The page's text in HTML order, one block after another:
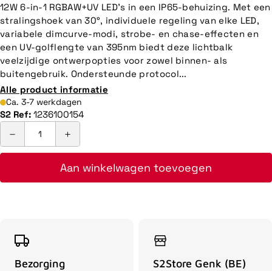
12W 6-in-1 RGBAW+UV LED's in een IP65-behuizing. Met een
stralingshoek van 30°, individuele regeling van elke LED,
variabele dimcurve-modi, strobe- en chase-effecten en
een UV-golflengte van 395nm biedt deze lichtbalk
veelzijdige ontwerpopties voor zowel binnen- als
buitengebruik. Ondersteunde protocol...
Alle product informatie
Ca. 3-7 werkdagen
S2 Ref: 1236100154
Aan winkelwagen toevoegen
Bezorging S2Store Genk (BE)